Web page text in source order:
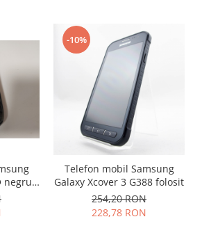
negru
-10%
Telefon mobil Samsung
Galaxy Xcover 3 G388 folosit
254,20 RON
228,78 RON